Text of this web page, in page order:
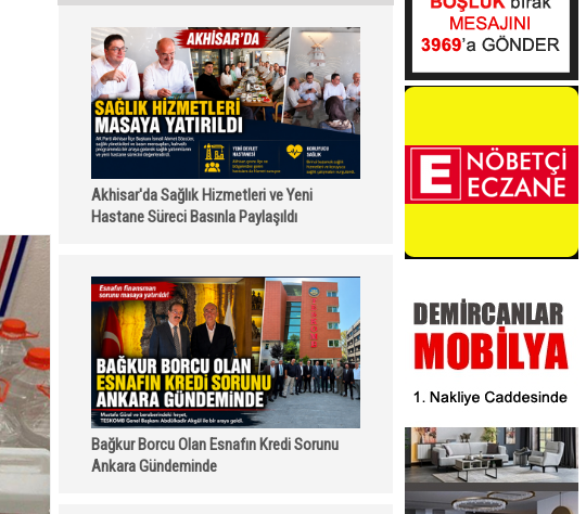
Akhisar'da Sağlık Hizmetleri ve Yeni
Hastane Süreci Basınla Paylaşıldı
Bağkur Borcu Olan Esnafın Kredi Sorunu
Ankara Gündeminde